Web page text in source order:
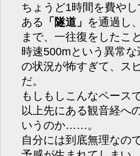
ちょうど1時間を費や
ある 「隧道」 を通過し
まで、一往復をしたこ
時速500mという異常
の状況が怖すぎて、ス
だ。
もしもしこんなペース
以上先にある観音経へ
いうのか……。
自分には到底無理なの